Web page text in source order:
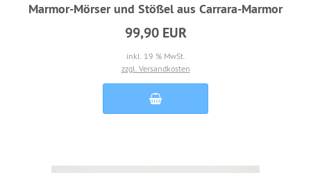
Marmor-Mörser und Stößel aus Carrara-Marmor
99,90 EUR
inkl. 19 % MwSt.
zzgl. Versandkosten